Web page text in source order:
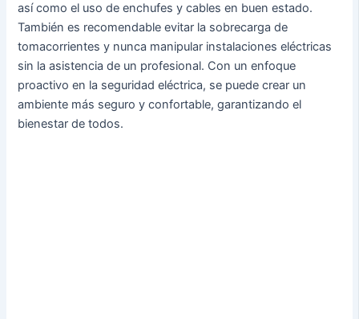
así como el uso de enchufes y cables en buen estado.
También es recomendable evitar la sobrecarga de
tomacorrientes y nunca manipular instalaciones eléctricas
sin la asistencia de un profesional. Con un enfoque
proactivo en la seguridad eléctrica, se puede crear un
ambiente más seguro y confortable, garantizando el
bienestar de todos.